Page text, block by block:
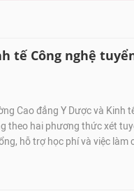
tế Công nghệ
Cao đẳng Y Dược và Kinh
theo hai phương thức xét
hỗ trợ học phí và việc làm